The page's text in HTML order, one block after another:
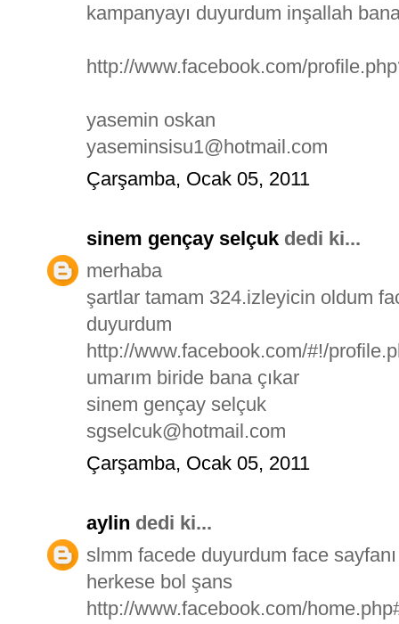
kampanyayı duyurdum inşallah
http://www.facebook.com/
yasemin oskan
yaseminsisu1@hotmail.com
Çarşamba, Ocak 05, 2011
sinem gençay selçuk dedi ki...
merhaba
şartlar tamam 324.izleyicin oldum
duyurdum
http://www.facebook.com/#!/
umarım biride bana çıkar
sinem gençay selçuk
sgselcuk@hotmail.com
Çarşamba, Ocak 05, 2011
aylin dedi ki...
slmm facede duyurdum face
herkese bol şans
http://www.facebook.com/